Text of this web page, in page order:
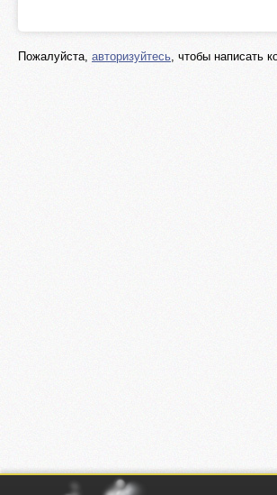
Пожалуйста, авторизуйтесь, чтобы написать